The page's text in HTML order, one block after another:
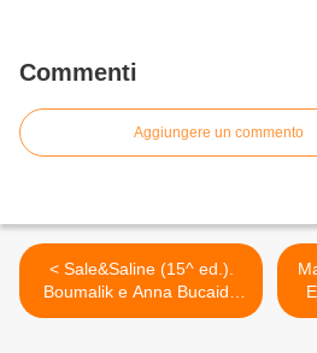
Commenti
Aggiungere un commento
< Sale&Saline (15^ ed.).
Boumalik e Anna Bucaida
vincono l'ormai tradizionale